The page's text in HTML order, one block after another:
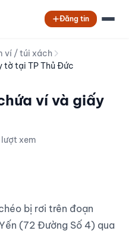
Đăng tin
ví / túi xách
tờ tại TP Thủ Đức
ví và giấy
xem
(72 Đường Số 4) qua